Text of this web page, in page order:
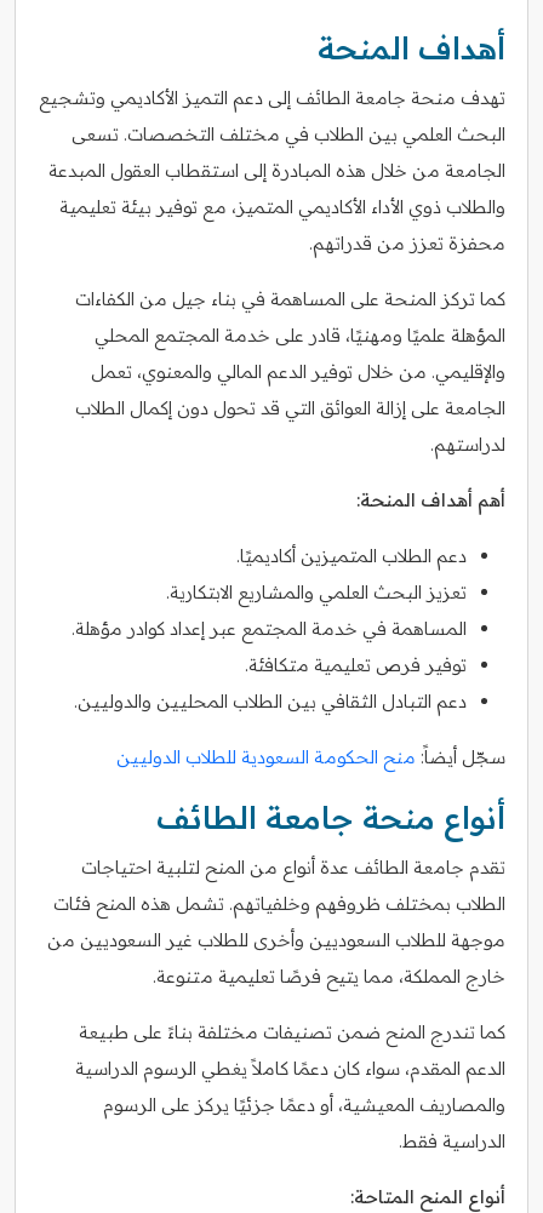
أهداف المنحة
تهدف منحة جامعة الطائف إلى دعم التميز الأكاديمي وتشجيع
البحث العلمي بين الطلاب في مختلف التخصصات. تسعى
الجامعة من خلال هذه المبادرة إلى استقطاب العقول المبدعة
والطلاب ذوي الأداء الأكاديمي المتميز، مع توفير بيئة تعليمية
محفزة تعزز من قدراتهم.
كما تركز المنحة على المساهمة في بناء جيل من الكفاءات
المؤهلة علميًا ومهنيًا، قادر على خدمة المجتمع المحلي
والإقليمي. من خلال توفير الدعم المالي والمعنوي، تعمل
الجامعة على إزالة العوائق التي قد تحول دون إكمال الطلاب
لدراستهم.
أهم أهداف المنحة:
دعم الطلاب المتميزين أكاديميًا.
تعزيز البحث العلمي والمشاريع الابتكارية.
المساهمة في خدمة المجتمع عبر إعداد كوادر مؤهلة.
توفير فرص تعليمية متكافئة.
دعم التبادل الثقافي بين الطلاب المحليين والدوليين.
سجّل أيضاً: منح الحكومة السعودية للطلاب الدوليين
أنواع منحة جامعة الطائف
تقدم جامعة الطائف عدة أنواع من المنح لتلبية احتياجات
الطلاب بمختلف ظروفهم وخلفياتهم. تشمل هذه المنح فئات
موجهة للطلاب السعوديين وأخرى للطلاب غير السعوديين من
خارج المملكة، مما يتيح فرصًا تعليمية متنوعة.
كما تندرج المنح ضمن تصنيفات مختلفة بناءً على طبيعة
الدعم المقدم، سواء كان دعمًا كاملاً يغطي الرسوم الدراسية
والمصاريف المعيشية، أو دعمًا جزئيًا يركز على الرسوم
الدراسية فقط.
أنواع المنح المتاحة: